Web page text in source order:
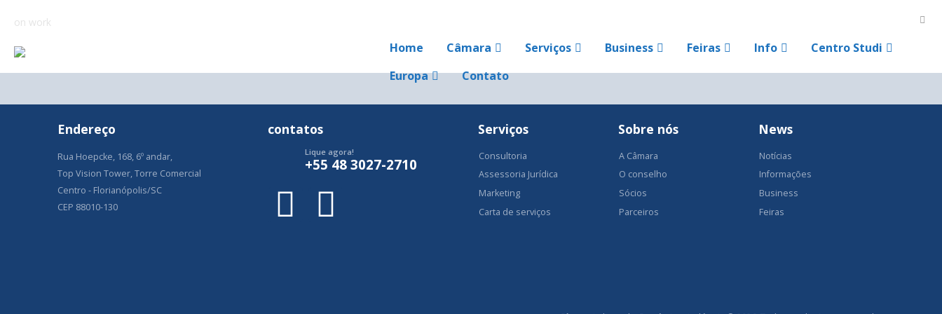
Home Câmara Serviços Business Feiras Info
Centro Studi
Europa
Contato
on work
Endereço
Rua Hoepcke, 168, 6º andar,
Top Vision Tower, Torre Comercial
Centro - Florianópolis/SC
CEP 88010-130
contatos
Lique agora!
+55 48 3027-2710
Serviços
Consultoria
Assessoria Jurídica
Marketing
Carta de serviços
Sobre nós
A Câmara
O conselho
Sócios
Parceiros
News
Notícias
Informações
Business
Feiras